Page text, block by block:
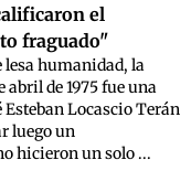
el
fraguado"
lesa humanidad, la
de 1975 fue una
Locascio Terán
luego un
hicieron un solo ...